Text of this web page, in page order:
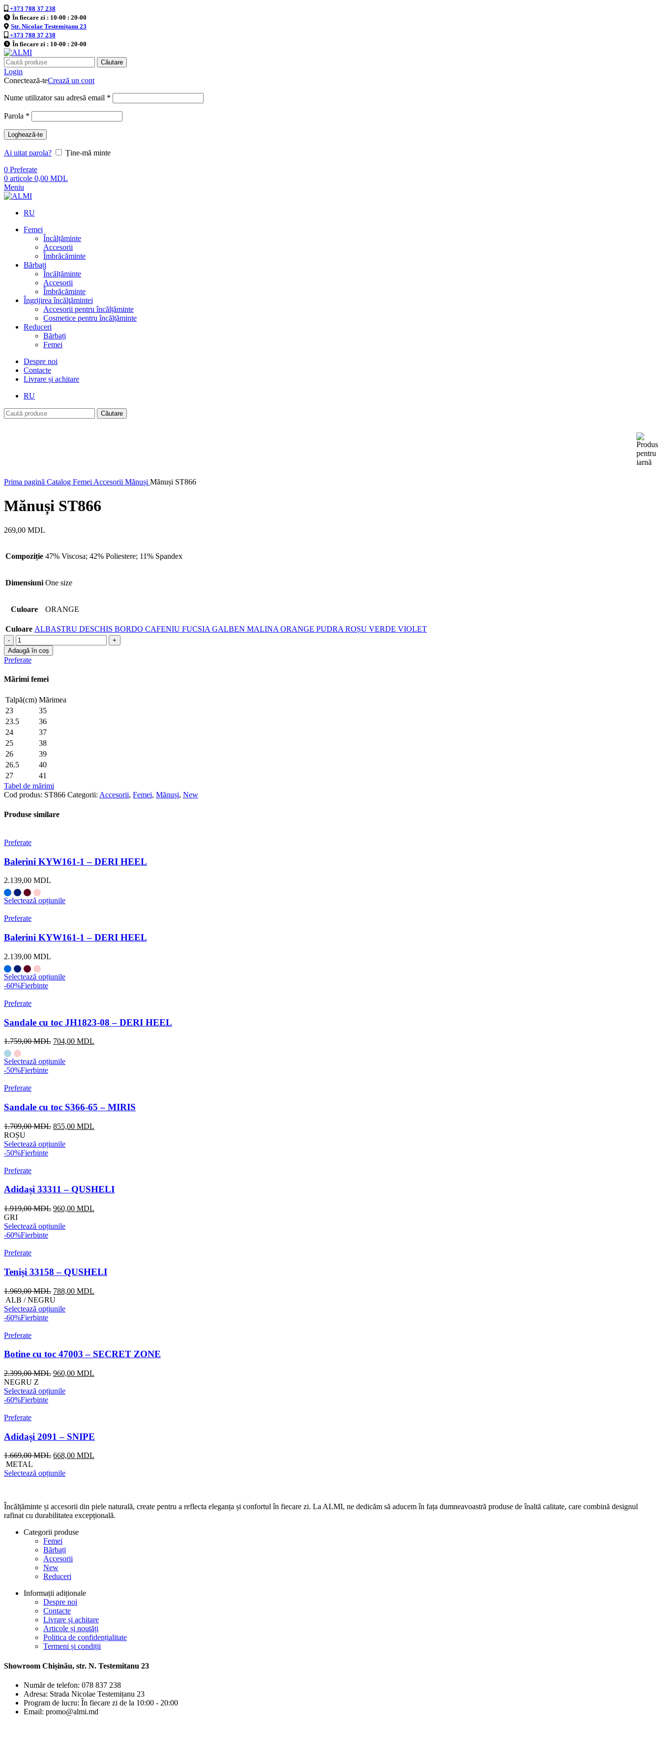
+373 788 37 238
În fiecare zi : 10-00 : 20-00
Str. Nicolae Testemițanu 23
+373 788 37 238
În fiecare zi : 10-00 : 20-00
Căutare
Login
Conectează-teCrează un cont
Nume utilizator sau adresă email *
Parola *
Loghează-te
Ai uitat parola?
Ține-mă minte
0 Preferate
0 articole 0,00 MDL
Meniu
RU
Femei
Încălțăminte
Accesorii
Îmbrăcăminte
Bărbați
Încălțăminte
Accesorii
Îmbrăcăminte
Îngrijirea încălţămintei
Accesorii pentru încălțăminte
Cosmetice pentru încălțăminte
Reduceri
Bărbați
Femei
Despre noi
Contacte
Livrare și achitare
RU
Căutare
Prima pagină Catalog Femei Accesorii Mănuși Mănuși ST866
Mănuși ST866
269,00 MDL
Compoziție 47% Viscosa; 42% Poliestere; 11% Spandex
Dimensiuni One size
Culoare ORANGE
Culoare ALBASTRU DESCHIS BORDO CAFENIU FUCSIA GALBEN MALINA ORANGE PUDRA ROȘU VERDE VIOLET
Cantitate
Mănuși
ST866
Adaugă în coș
Preferate
Mărimi femei
Talpă(cm) Mărimea
23
35
23.5
36
24
37
25
38
26
39
26.5
40
27
41
Tabel de mărimi
Cod produs: ST866 Categorii: Accesorii, Femei, Mănuși, New
Produse similare
Preferate
Balerini KYW161-1 – DERI HEEL
2.139,00 MDL
Selectează opțiunile
Preferate
Balerini KYW161-1 – DERI HEEL
2.139,00 MDL
Selectează opțiunile
-60%Fierbinte
Preferate
Sandale cu toc JH1823-08 – DERI HEEL
1.759,00MDL Prețul
a
fost:
704,00 MDL
Selectează opțiunile
-50%Fierbinte
Preferate
Sandale cu toc S366-65 – MIRIS
1.709,00MDL Prețul
a
855,00 MDL
ROȘU
Selectează opțiunile
-50%Fierbinte
Preferate
Adidași 33311 – QUSHELI
1.919,00MDL Prețul
a
960,00 MDL
GRI
Selectează opțiunile
-60%Fierbinte
Preferate
Teniși 33158 – QUSHELI
1.969,00MDL Prețul
inițial
a
788,00 MDL
ALB / NEGRU
Selectează opțiunile
-60%Fierbinte
Preferate
Botine cu toc 47003 – SECRET ZONE
2.399,00MDL Prețul
a
960,00 MDL
NEGRU Z
Selectează opțiunile
-60%Fierbinte
Preferate
Adidași 2091 – SNIPE
1.669,00MDL Prețul
a
668,00 MDL
METAL
Selectează opțiunile
Încălțăminte și accesorii din piele naturală, create pentru a reflecta eleganța și confortul în fiecare zi. La ALMI, ne dedicăm să aducem în fața dumneavoastră produse de înaltă calitate, care combină designul
rafinat cu durabilitatea excepțională.
Categorii produse
Femei
Bărbați
Accesorii
New
Reduceri
Informații adiționale
Despre noi
Contacte
Livrare și achitare
Articole și noutăți
Politica de confidențialitate
Termeni și condiții
Showroom Chișinău, str. N. Testemitanu 23
Număr de telefon: 078 837 238
Adresa: Strada Nicolae Testemițanu 23
Program de lucru: În fiecare zi de la 10:00 - 20:00
Email: promo@almi.md